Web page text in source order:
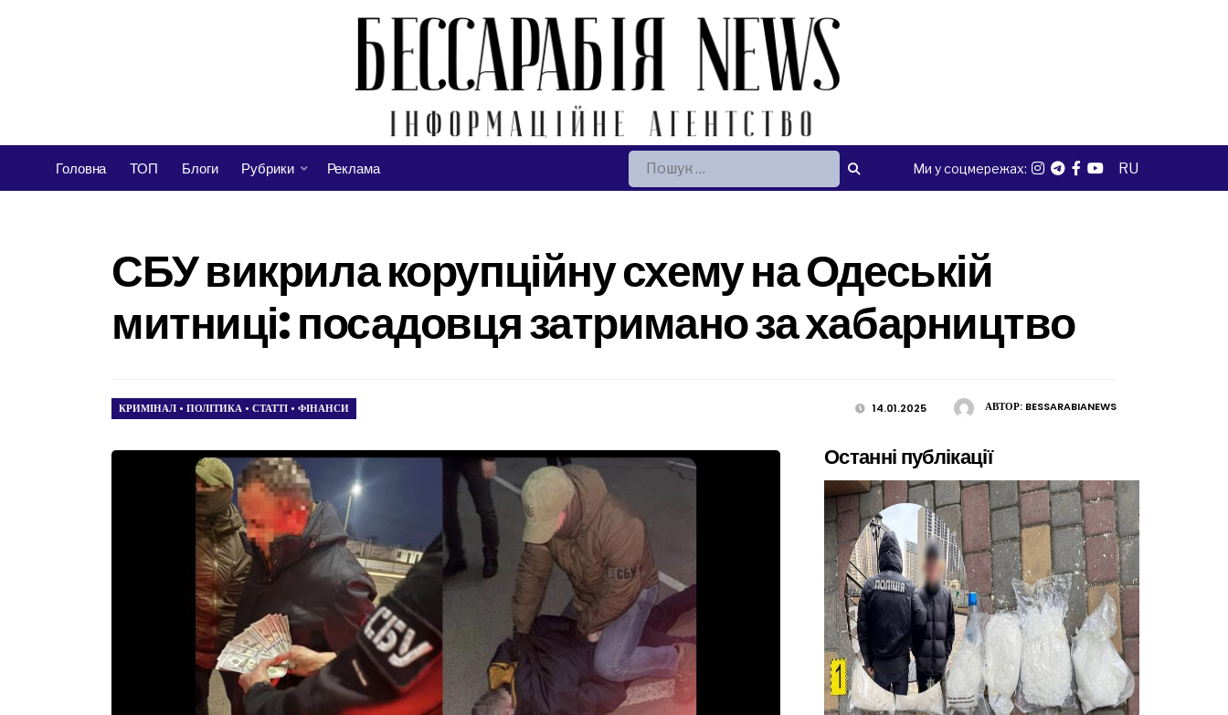
Головна ТОП Блоги Рубрики Реклама Пошук: Ми у соцмережах: RU
СБУ викрила корупційну схему на Одеській
митниці: посадовця затримано за хабарництво
АВТОР: BESSARABIANEWS
14.01.2025
КРИМІНАЛ • ПОЛІТИКА • СТАТТІ • ФІНАНСИ
Останні публікації